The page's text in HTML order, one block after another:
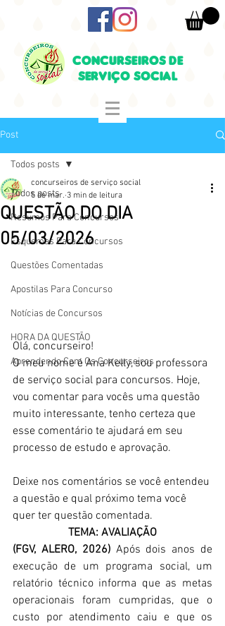
CONCURSEIROS DE
SERVIÇO SOCIAL
Post
Todos posts
Resumos Para Concursos
Esquemas Para Concursos
Questões Comentadas
Apostilas Para Concurso
Notícias de Concursos
HORA DA QUESTÃO
Aprendendo Com Os Concurseiros
Todos posts
QUESTÃO DO DIA
05/03/2026
concurseiros de serviço social
5 de mar. 3 min de leitura
Olá, concurseiro!
O meu nome é Ana Kelly, sou professora
de serviço social para concursos. Hoje,
vou comentar para vocês uma questão
muito interessante, tenho certeza que
esse comentário te ajudará em seu
processo de estudo e aprovação.
Deixe nos comentários se você entendeu
a questão e qual próximo tema você
quer ter questão comentada.
TEMA: AVALIAÇÃO
(FGV, ALERO, 2026) Após dois anos de
execução de um programa social, um
relatório técnico informa que as metas
operacionais foram cumpridas, que o
custo por atendimento caiu e que os